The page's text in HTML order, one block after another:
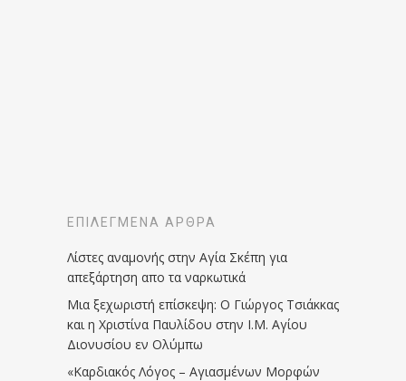
ΕΠΙΛΕΓΜΈΝΑ ΆΡΘΡΑ
Λίστες αναμονής στην Αγία Σκέπη για
απεξάρτηση απο τα ναρκωτικά
Μια ξεχωριστή επίσκεψη: Ο Γιώργος Τσιάκκας
και η Χριστίνα Παυλίδου στην Ι.Μ. Αγίου
Διονυσίου εν Ολύμπω
«Καρδιακός Λόγος – Αγιασμένων Μορφών